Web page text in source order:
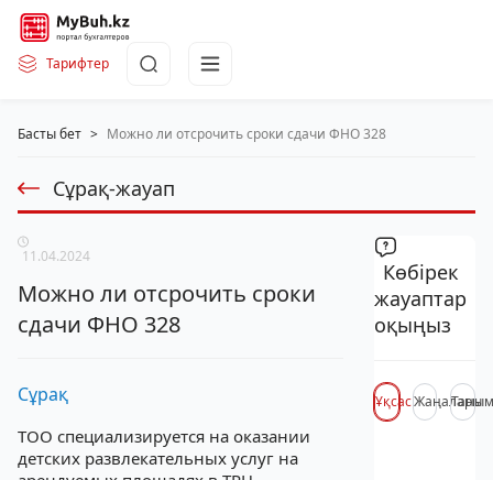
Тарифтер
Басты бет > Можно ли отсрочить сроки сдачи ФНО 328
Сұрақ-жауап
11.04.2024
Можно ли отсрочить сроки
сдачи ФНО 328
Сұрақ
ТОО специализируется на оказании
детских развлекательных услуг на
Көбірек
жауаптар
оқыңыз
ҰқсасЖаңалары